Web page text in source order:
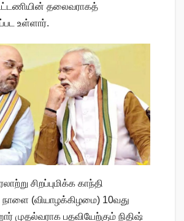
தலைவராகத்
உள்ளார்.
சிறப்புமிக்க காந்தி
(வியாழக்கிழமை) 10வது
முதல்வராக பதவியேற்கும் நிதிஷ்